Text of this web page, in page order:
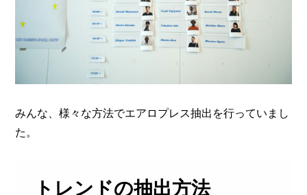
みんな、様々な方法でエアロプレス抽出を行っていまし
た。
トレンドの抽出方法